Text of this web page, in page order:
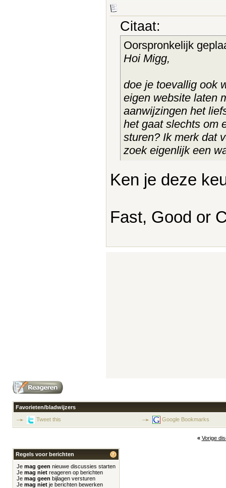
Citaat:
Oorspronkelijk
Hoi Migg,
doe je toevallig ook
eigen website laten
aanwijzingen het
het gaat slechts om
sturen? Ik merk dat
zoek eigenlijk een
Ken je deze
Fast, Good or
Favorieten/bladwijzers
Tweet this
Google Bookmarks
« Vorige
Regels voor berichten
Je mag geen nieuwe discussies starten
Je mag niet reageren op berichten
Je mag geen bijlagen versturen
Je mag niet je berichten bewerken